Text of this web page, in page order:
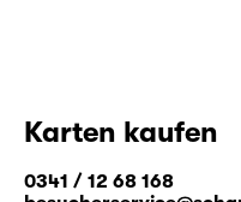
Karten kaufen
0341 / 12 68 168